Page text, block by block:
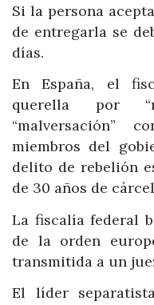
Si la persona
de entregarla se
días.
En España, el
querella por
“malversación”
miembros del
delito de rebelión
de 30 años de
La fiscalía federal
de la orden
transmitida a un
El líder